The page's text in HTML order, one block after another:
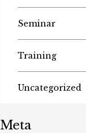
Seminar
Training
Uncategorized
Meta